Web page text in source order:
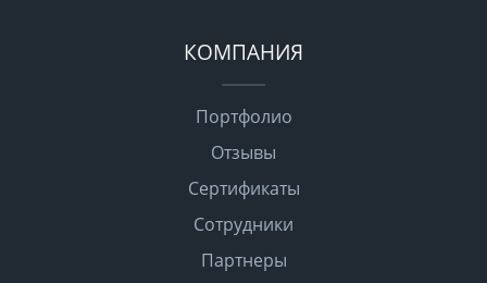
КОМПАНИЯ
Портфолио
Отзывы
Сертификаты
Сотрудники
Партнеры